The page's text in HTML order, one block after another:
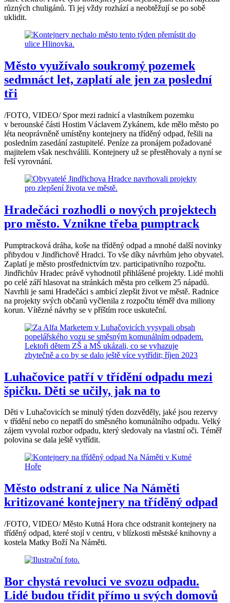
různých chuligánů. Ti jej vždy rozhází a neobtěžují se po sobě
uklidit.
Město využívalo soukromý pozemek
sedmnáct let, zaplatí ale jen za poslední
tři
/FOTO, VIDEO/ Spor mezi radnicí a vlastníkem pozemku
v berounské části Hostim Václavem Zykánem, kde mělo město po
léta neoprávněně umístěny kontejnery na tříděný odpad, řešili na
posledním zasedání zastupitelé. Peníze za pronájem požadované
majitelem však neschválili. Kontejnery už se přestěhovaly a nyní se
řeší vyrovnání.
Hradečáci rozhodli o nových projektech
pro město. Vznikne třeba pumptrack
Pumptracková dráha, koše na tříděný odpad a mnohé další novinky
přibydou v Jindřichově Hradci. To vše díky návrhům jeho obyvatel.
Zaplatí je město prostřednictvím tzv. participativního rozpočtu.
Jindřichův Hradec právě vyhodnotil přihlášené projekty. Lidé mohli
po celé září hlasovat na stránkách města pro celkem 25 nápadů.
Navrhli je sami Hradečáci s ambicí zlepšit život ve městě. Radnice
na projekty svých občanů vyčlenila z rozpočtu téměř dva miliony
korun. Vítězné návrhy se v příštím roce uskuteční.
Luhačovice patří v třídění odpadu mezi
špičku. Děti se učily, jak na to
Děti v Luhačovicích se minulý týden dozvěděly, jaké jsou rezervy
v třídění nebo co nepatří do směsného komunálního odpadu. Velký
zájem vyvolal rozbor odpadu, který sledovaly na vlastní oči. Téměř
polovina se dala ještě vytřídit.
Město odstraní z ulice Na Náměti
kritizované kontejnery na tříděný odpad
/FOTO, VIDEO/ Město Kutná Hora chce odstranit kontejnery na
tříděný odpad, které stojí v centru, v blízkosti městské knihovny a
kostela Matky Boží Na Náměti.
Bor chystá revoluci ve svozu odpadu.
Lidé budou třídit přímo u svých domovů